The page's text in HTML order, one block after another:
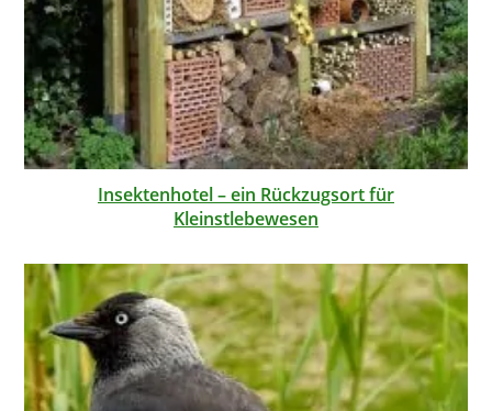
Insektenhotel – ein Rückzugsort für
Kleinstlebewesen